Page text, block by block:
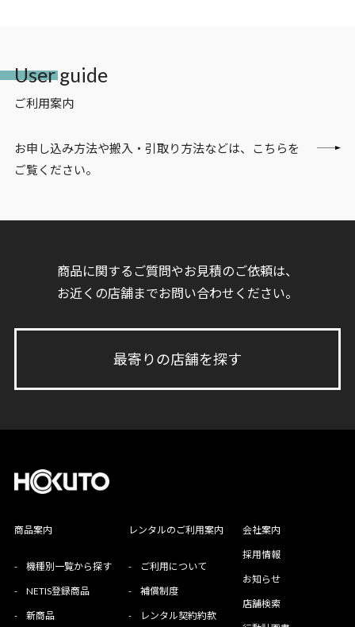
User guide
ご利用案内
お申し込み方法や搬入・引取り方法などは、こちらを
ご覧ください。
商品に関するご質問やお見積のご依頼は、
お近くの店舗までお問い合わせください。
最寄りの店舗を探す
商品案内
- 機種別一覧から探す
- NETIS登録商品
- 新商品
レンタルのご利用案内
- ご利用について
- 補償制度
- レンタル契約約款
会社案内
採用情報
お知らせ
店舗検索